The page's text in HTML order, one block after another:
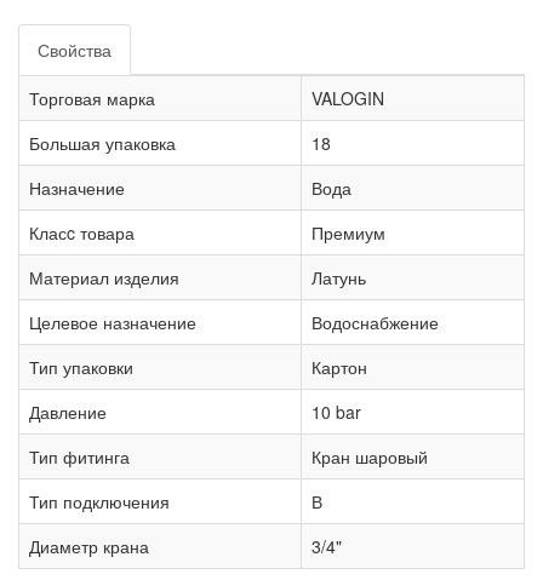
Свойства
Торговая марка
VALOGIN
Большая упаковка
18
Назначение
Вода
Класc товара
Премиум
Материал изделия
Латунь
Целевое назначение
Водоснабжение
Тип упаковки
Картон
Давление
10 bar
Тип фитинга
Кран шаровый
Тип подключения
В
Диаметр крана
3/4"